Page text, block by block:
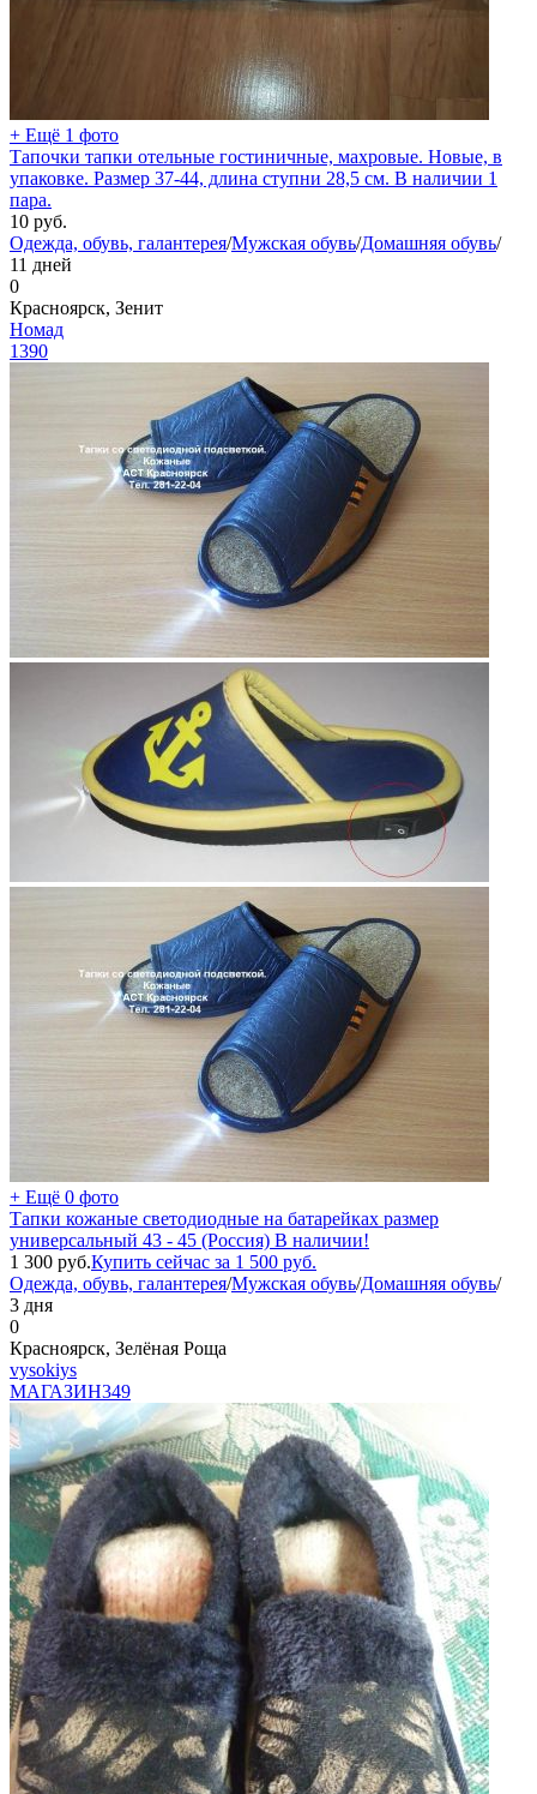
+ Ещё 1 фото
Тапочки тапки отельные гостиничные, махровые. Новые, в
упаковке. Размер 37-44, длина ступни 28,5 см. В наличии 1
пара.
10 руб.
Одежда, обувь, галантерея/Мужская обувь/Домашняя обувь/
11 дней
0
Красноярск, Зенит
Номад
1390
+ Ещё 0 фото
Тапки кожаные светодиодные на батарейках размер
универсальный 43 - 45 (Россия) В наличии!
1 300 руб.Купить сейчас за 1 500 руб.
Одежда, обувь, галантерея/Мужская обувь/Домашняя обувь/
3 дня
0
Красноярск, Зелёная Роща
vysokiys
МАГАЗИН349